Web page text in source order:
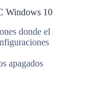
Windows 10
donde el
apagados